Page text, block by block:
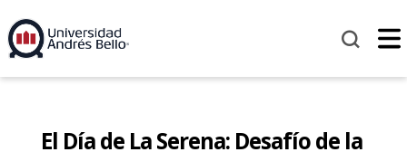
El Día de La Serena: Desafío de la